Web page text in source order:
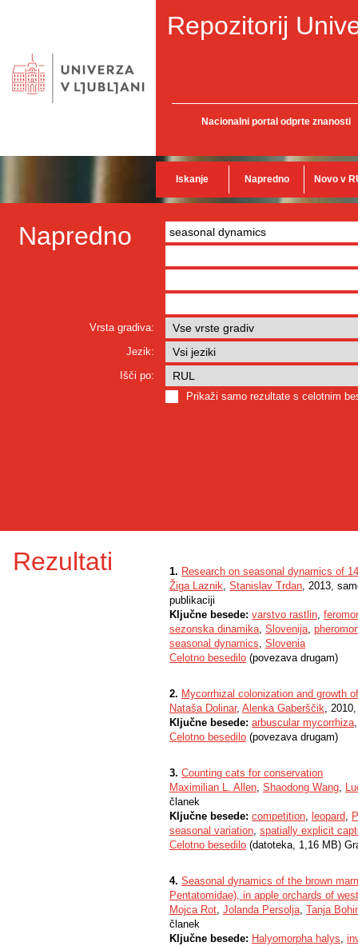
Repozitorij
Nacionalni portal odprte znanosti
Iskanje Napredno Novo v
Napredno
Vrsta gradiva:
Jezik:
Išči po:
Prikaži samo rezultate s celotnim
Rezultati 1. Research on seasonal dynamics of
Žiga Laznik, Stanislav Trdan, 2013,
publikaciji
Ključne besede: varstvo rastlin,
sezonska dinamika, Slovenija,
seasonal dynamics, Slovenia
Celotno besedilo (povezava drugam)
2. Mycorrhizal colonization and growth
Nataša Dolinar, Alenka Gaberščik,
Ključne besede: arbuscular mycorrhiza
Celotno besedilo (povezava drugam)
3. Counting cats for conservation
Maximilian L. Allen, Shaodong Wang,
članek
Ključne besede: competition, leopard,
seasonal variation, spatially explicit
Celotno besedilo (datoteka, 1,16 MB)
4. Seasonal dynamics of the brown
Pentatomidae), in apple orchards of
Mojca Rot, Jolanda Persolja, Tanja
članek
Ključne besede: Halyomorpha halys,